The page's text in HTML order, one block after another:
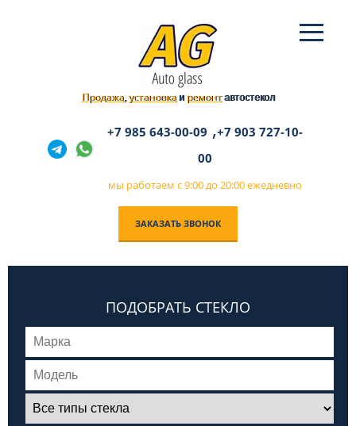
Продажа,установкаи ремонтавтостекол
+7 985 643-00-09 ,+7 903 727-10-
00
мы работаем с 9:00 до 20:00 ежедневно
ЗАКАЗАТЬ ЗВОНОК
ПОДОБРАТЬ СТЕКЛО